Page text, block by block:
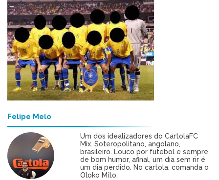
Felipe Melo
Um dos idealizadores do CartolaFC
Mix. Soteropolitano, angolano,
brasileiro. Louco por futebol e sempre
de bom humor, afinal, um dia sem rir é
um dia perdido. No cartola, comanda o
Oloko Mito.